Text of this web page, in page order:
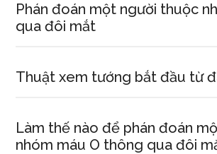
hanh
Phán đoán một người thuộc
qua đôi mắt
Thuật xem tướng bắt đầu từ
Làm thế nào để phán đoán
nhóm máu O thông qua đôi